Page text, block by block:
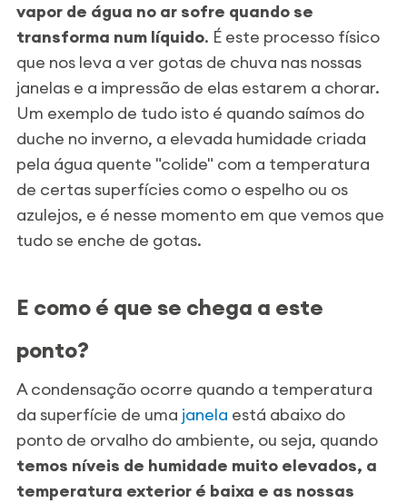
vapor de água no ar sofre quando se
transforma num líquido. É este processo físico
que nos leva a ver gotas de chuva nas nossas
janelas e a impressão de elas estarem a chorar.
Um exemplo de tudo isto é quando saímos do
duche no inverno, a elevada humidade criada
pela água quente "colide" com a temperatura
de certas superfícies como o espelho ou os
azulejos, e é nesse momento em que vemos que
tudo se enche de gotas.
E como é que se chega a este
ponto?
A condensação ocorre quando a temperatura
da superfície de uma janela está abaixo do
ponto de orvalho do ambiente, ou seja, quando
temos níveis de humidade muito elevados, a
temperatura exterior é baixa e as nossas